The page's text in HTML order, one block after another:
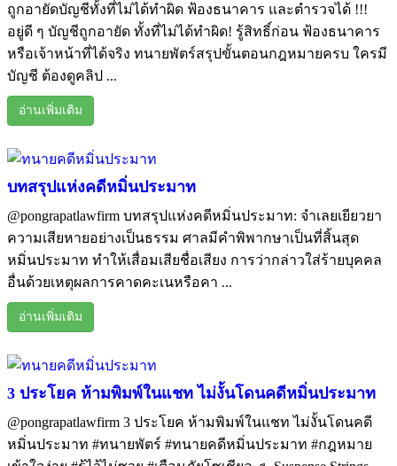
ถูกอายัดบัญชีทั้งที่ไม่ได้ทำผิด ฟ้องธนาคาร และตำรวจได้ !!!
อยู่ดี ๆ บัญชีถูกอายัด ทั้งที่ไม่ได้ทำผิด! รู้สิทธิ์ก่อน ฟ้องธนาคาร
หรือเจ้าหน้าที่ได้จริง ทนายพัตร์สรุปขั้นตอนกฎหมายครบ ใครมี
บัญชี ต้องดูคลิป ...
อ่านเพิ่มเติม
บทสรุปแห่งคดีหมิ่นประมาท
@pongrapatlawfirm บทสรุปแห่งคดีหมิ่นประมาท: จำเลยเยียวยา
ความเสียหายอย่างเป็นธรรม ศาลมีคำพิพากษาเป็นที่สิ้นสุด
หมิ่นประมาท ทำให้เสื่อมเสียชื่อเสียง การว่ากล่าวใส่ร้ายบุคคล
อื่นด้วยเหตุผลการคาดคะเนหรือคา ...
อ่านเพิ่มเติม
3 ประโยค ห้ามพิมพ์ในแชท ไม่งั้นโดนคดีหมิ่นประมาท
@pongrapatlawfirm 3 ประโยค ห้ามพิมพ์ในแชท ไม่งั้นโดนคดี
หมิ่นประมาท #ทนายพัตร์ #ทนายคดีหมิ่นประมาท #กฎหมาย